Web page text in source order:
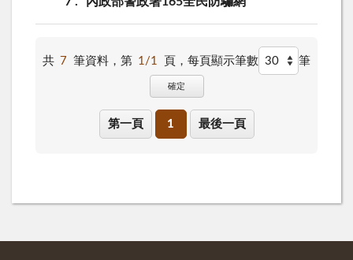
共 7 筆資料，第 1/1 頁， 每頁顯示筆數 筆
確定
第一頁 1 最後一頁